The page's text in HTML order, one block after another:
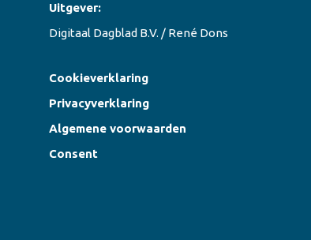
Uitgever:
Digitaal Dagblad B.V. / René Dons
Cookieverklaring
Privacyverklaring
Algemene voorwaarden
Consent